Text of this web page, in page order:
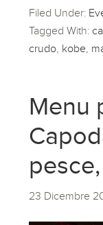
Filed Under:
Tagged With:
crudo kobe
Menu
23 Dicembre